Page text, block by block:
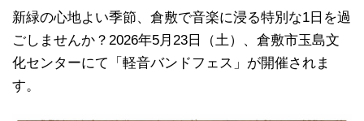
新緑の心地よい季節、倉敷で音楽に浸る特別な1日を過
ごしませんか？2026年5月23日（土）、倉敷市玉島文
化センターにて「軽音バンドフェス」が開催されま
す。